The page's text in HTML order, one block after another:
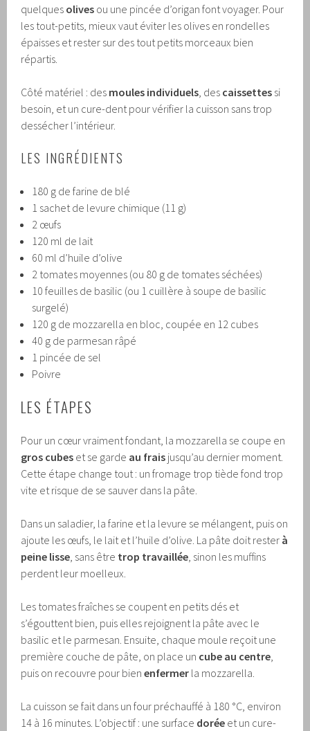
quelques olives ou une pincée d’origan font voyager. Pour
les tout-petits, mieux vaut éviter les olives en rondelles
épaisses et rester sur des tout petits morceaux bien
répartis.
Côté matériel : des moules individuels , des caissettes si
besoin, et un cure-dent pour vérifier la cuisson sans trop
dessécher l’intérieur.
LES INGRÉDIENTS
180 g de farine de blé
1 sachet de levure chimique (11 g)
2 œufs
120 ml de lait
60 ml d’huile d’olive
2 tomates moyennes (ou 80 g de tomates séchées)
10 feuilles de basilic (ou 1 cuillère à soupe de basilic
surgelé)
120 g de mozzarella en bloc, coupée en 12 cubes
40 g de parmesan râpé
1 pincée de sel
Poivre
LES ÉTAPES
Pour un cœur vraiment fondant, la mozzarella se coupe en
gros cubes et se garde au frais jusqu’au dernier moment.
Cette étape change tout : un fromage trop tiède fond trop
vite et risque de se sauver dans la pâte.
Dans un saladier, la farine et la levure se mélangent, puis on
ajoute les œufs, le lait et l’huile d’olive. La pâte doit rester à
peine lisse , sans être trop travaillée , sinon les muffins
perdent leur moelleux.
Les tomates fraîches se coupent en petits dés et
s’égouttent bien, puis elles rejoignent la pâte avec le
basilic et le parmesan. Ensuite, chaque moule reçoit une
première couche de pâte, on place un cube au centre
puis on recouvre pour bienenfermer la mozzarella.
La cuisson se fait dans un four préchauffé à 180 °C, environ
14 à 16 minutes. L’objectif : une surface dorée et un cure-